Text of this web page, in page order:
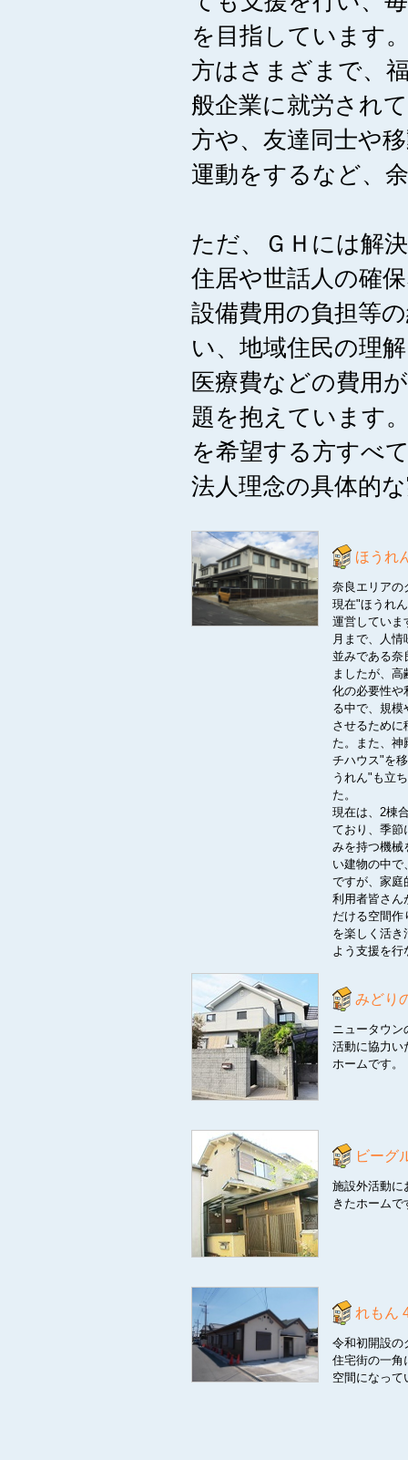
を目指しています
方はさまざまで、
般企業に就労され
方や、友達同士や
運動をするなど、
ただ、ＧＨには解
住居や世話人の確
設備費用の負担等
い、地域住民の理
医療費などの費用
題を抱えています
を希望する方すべ
法人理念の具体的
ほうれ
奈良エリアの
現在"ほうれ
運営していま
月まで、人
並みである奈
ましたが、
化の必要性や
る中で、規模
させるために
た。また、神
チハウス"を
うれん"も立
た。
現在は、2棟
ており、季節
みを持つ機械
い建物の中で
ですが、家庭
利用者皆さん
だける空間作
を楽しく活き
よう支援を
みどり
ニュータウ
活動に協力い
ホームです。
ビーグ
施設外活動に
きたホームで
れもん
令和初開設の
住宅街の一角
空間になって